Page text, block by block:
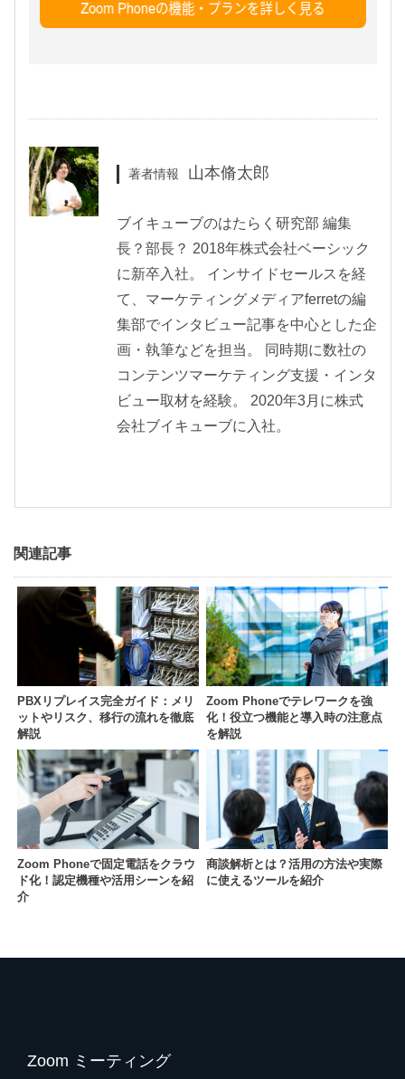
著者情報 山本脩太郎
ブイキューブのはたらく研究部 編集
長？部長？ 2018年株式会社ベーシック
に新卒入社。 インサイドセールスを経
て、マーケティングメディアferretの編
集部でインタビュー記事を中心とした企
画・執筆などを担当。 同時期に数社の
コンテンツマーケティング支援・インタ
ビュー取材を経験。 2020年3月に株式
会社ブイキューブに入社。
関連記事
PBXリプレイス完全ガイド：メリ
ットやリスク、移行の流れを徹底
解説
Zoom Phoneでテレワークを強
化！役立つ機能と導入時の注意点
を解説
Zoom Phoneで固定電話をクラウ
ド化！認定機種や活用シーンを紹
介
商談解析とは？活用の方法や実際
に使えるツールを紹介
Zoom ミーティング